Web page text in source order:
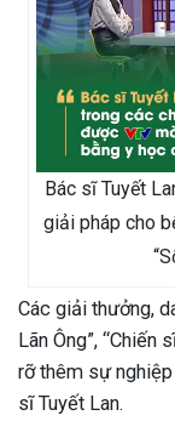
Bác sĩ Tuyết
giải pháp cho
Các giải thưởng,
Lãn Ông”,
rỡ thêm sự
sĩ Tuyết Lan.